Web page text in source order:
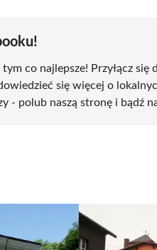
co najlepsze! Przyłącz się
się więcej o
- polub naszą stronę i bądź